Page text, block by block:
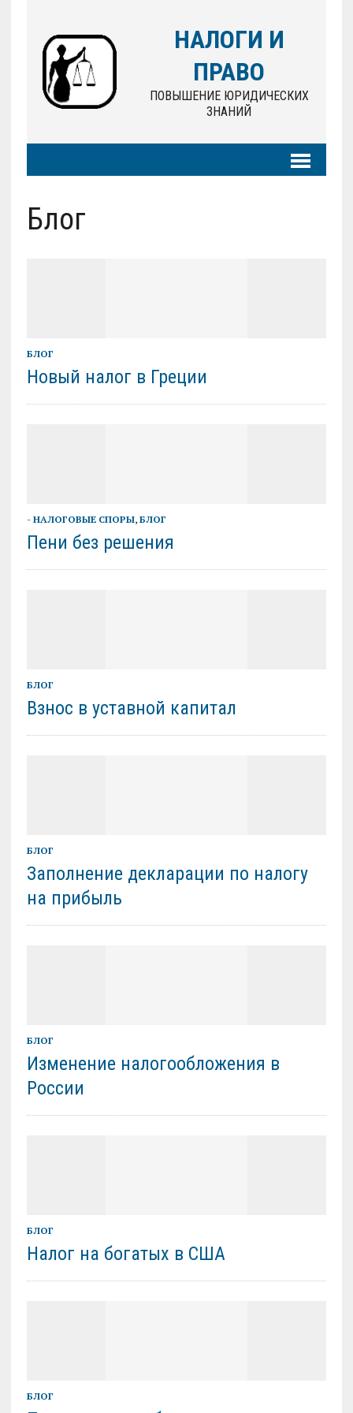
НАЛОГИ И
ПРАВО
ПОВЫШЕНИЕ ЮРИДИЧЕСКИХ
ЗНАНИЙ
Блог
БЛОГ
Новый налог в Греции
- НАЛОГОВЫЕ СПОРЫ, БЛОГ
Пени без решения
БЛОГ
Взнос в уставной капитал
БЛОГ
Заполнение декларации по налогу
на прибыль
БЛОГ
Изменение налогообложения в
России
БЛОГ
Налог на богатых в США
БЛОГ